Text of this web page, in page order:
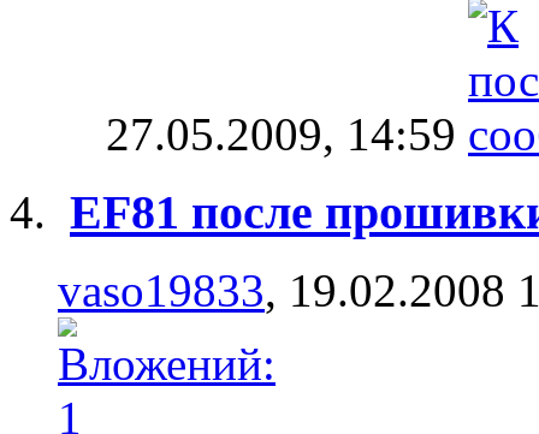
27.05.2009, 14:59
EF81 после
vaso19833, 19.02.2008